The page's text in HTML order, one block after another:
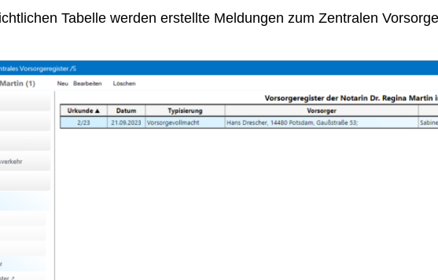
Tabelle werden erstellte Meldungen zum Zentralen